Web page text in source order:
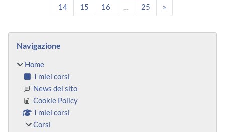
14Pagina 14
15 Pagina 15
16 Pagina 16
… 25 Pagina 25
»
Blocchi
Navigazione
Home
I miei corsi
News del sito
Cookie Policy
I miei corsi
Corsi